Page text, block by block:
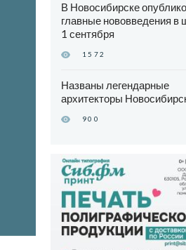
В Новосибирске
главные нововведения в
1 сентября
1572
Названы легендарные
архитекторы
900